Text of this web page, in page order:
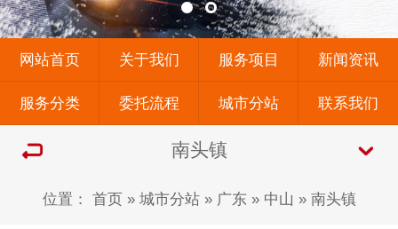
网站首页 关于我们 服务项目 新闻资讯
服务分类 委托流程 城市分站 联系我们
南头镇
位置： 首页» 城市分站» 广东» 中山 » 南头镇